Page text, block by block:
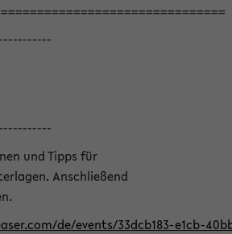
und Tipps für
Anschließend
de/events/33dcb183-e1cb-